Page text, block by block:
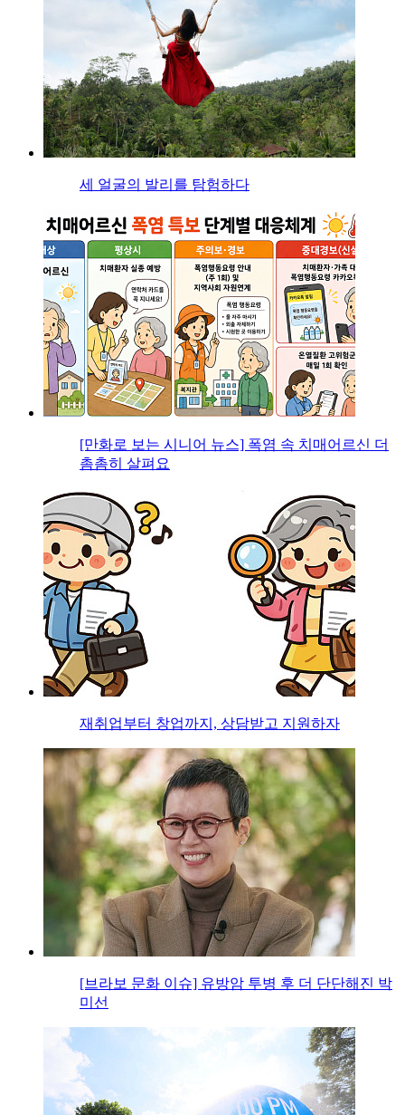
세 얼굴의 발리를 탐험하다
[만화로 보는 시니어 뉴스] 폭염 속 치매어르신 더
촘촘히 살펴요
재취업부터 창업까지, 상담받고 지원하자
[브라보 문화 이슈] 유방암 투병 후 더 단단해진 박
미선